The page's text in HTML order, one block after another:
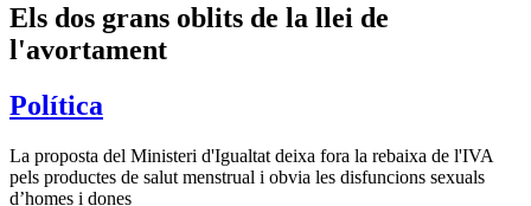
Els dos grans oblits de la llei de
l'avortament
Política
La proposta del Ministeri d'Igualtat deixa fora la rebaixa de l'IVA
pels productes de salut menstrual i obvia les disfuncions sexuals
d’homes i dones